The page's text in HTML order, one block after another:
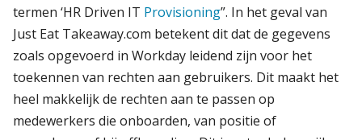
termen ‘HR Driven IT Provisioning”. In het geval van
Just Eat Takeaway.com betekent dit dat de gegevens
zoals opgevoerd in Workday leidend zijn voor het
toekennen van rechten aan gebruikers. Dit maakt het
heel makkelijk de rechten aan te passen op
medewerkers die onboarden, van positie of